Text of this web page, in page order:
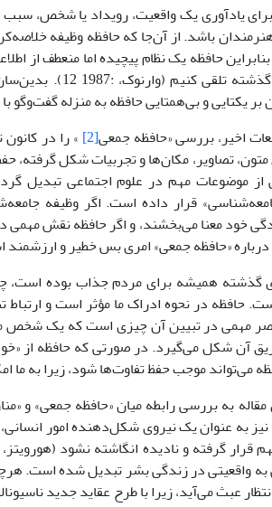
براى یادآورى یک واقعیت، رویداد یا شخص،
باشد. از آن‌جا که حافظه وظیفه
حافظه یک نظام پیچیده اما منعطف از
فعال به سوى
یکتایى و بى‌همتایى حافظه به منزله گفت‌وگو با
اخیر، بررسى «حافظه جمعى[2] » را در
تصاویر، مکان‌ها و تجربیات شکل گرفته،
از موضوعات مهم در علوم اجتماعى تبدیل
قرار داده است. اگر وظیفه
خود معنا مى‌بخشند، و اگر حافظه نقش مهمى
«حافظه جمعى» امرى بس خطیر و
گذشته همیشه براى مردم جذاب بوده
مهمى در تبیین آن چیزى است که یک
آن شکل مى‌گیرد. در صورتى که حافظه از
مقاله به بررسى رابطه میان «حافظه جمعى» و
نیز به عنوان یک نیروى شکل‌دهنده امور
واقعیتى در زندگى بشر تبدیل شده است.
عبث مى‌آید، زیرا با طرح عقاید جدید